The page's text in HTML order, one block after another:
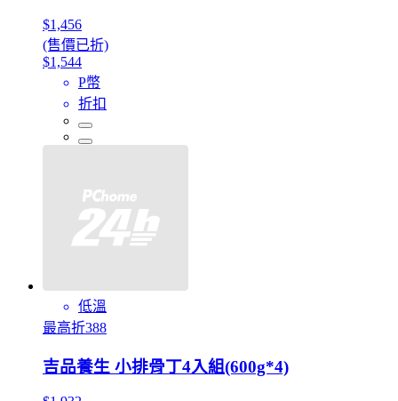
$1,456
(售價已折)
$1,544
P幣
折扣
低溫
最高折388
吉品養生 小排骨丁4入組(600g*4)